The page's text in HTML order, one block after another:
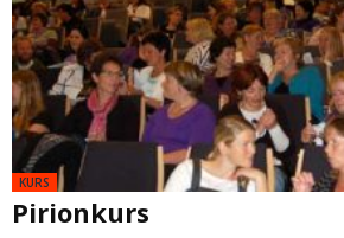
KURS
Pirionkurs